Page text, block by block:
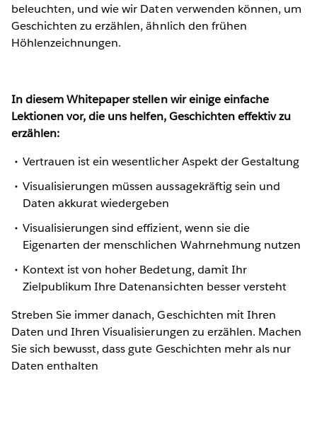
beleuchten, und wie wir Daten verwenden können, um
Geschichten zu erzählen, ähnlich den frühen
Höhlenzeichnungen.
In diesem Whitepaper stellen wir einige einfache
Lektionen vor, die uns helfen, Geschichten effektiv zu
erzählen:
Vertrauen ist ein wesentlicher Aspekt der Gestaltung
Visualisierungen müssen aussagekräftig sein und
Daten akkurat wiedergeben
Visualisierungen sind effizient, wenn sie die
Eigenarten der menschlichen Wahrnehmung nutzen
Kontext ist von hoher Bedetung, damit Ihr
Zielpublikum Ihre Datenansichten besser versteht
Streben Sie immer danach, Geschichten mit Ihren
Daten und Ihren Visualisierungen zu erzählen. Machen
Sie sich bewusst, dass gute Geschichten mehr als nur
Daten enthalten